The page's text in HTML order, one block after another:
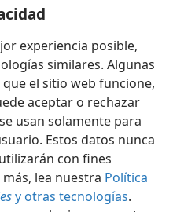
experiencia posible,
similares. Algunas
el sitio web funcione,
aceptar o rechazar
usan solamente para
Estos datos nunca
con fines
lea nuestra Política
y otras tecnologías.
Configuración
Tract Society of Pennsylvania
Política de privacidad
JW.ORG Iniciar sesión